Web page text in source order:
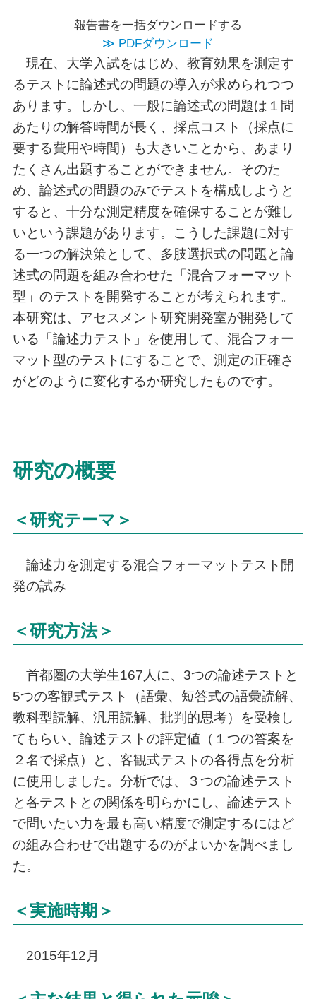
現在、大学入試をはじめ、教育効果を測定す
るテストに論述式の問題の導入が求められつつ
あります。しかし、一般に論述式の問題は１問
あたりの解答時間が長く、採点コスト（採点に
要する費用や時間）も大きいことから、あまり
たくさん出題することができません。そのた
め、論述式の問題のみでテストを構成しようと
すると、十分な測定精度を確保することが難し
いという課題があります。こうした課題に対す
る一つの解決策として、多肢選択式の問題と論
述式の問題を組み合わせた「混合フォーマット
型」のテストを開発することが考えられます。
本研究は、アセスメント研究開発室が開発して
いる「論述力テスト」を使用して、混合フォー
マット型のテストにすることで、測定の正確さ
がどのように変化するか研究したものです。
報告書を一括ダウンロードする
≫ PDFダウンロード
研究の概要
＜研究テーマ＞
論述力を測定する混合フォーマットテスト開
発の試み
＜研究方法＞
首都圏の大学生167人に、3つの論述テストと
5つの客観式テスト（語彙、短答式の語彙読解、
教科型読解、汎用読解、批判的思考）を受検し
てもらい、論述テストの評定値（１つの答案を
２名で採点）と、客観式テストの各得点を分析
に使用しました。分析では、３つの論述テスト
と各テストとの関係を明らかにし、論述テスト
で問いたい力を最も高い精度で測定するにはど
の組み合わせで出題するのがよいかを調べまし
た。
＜実施時期＞
2015年12月